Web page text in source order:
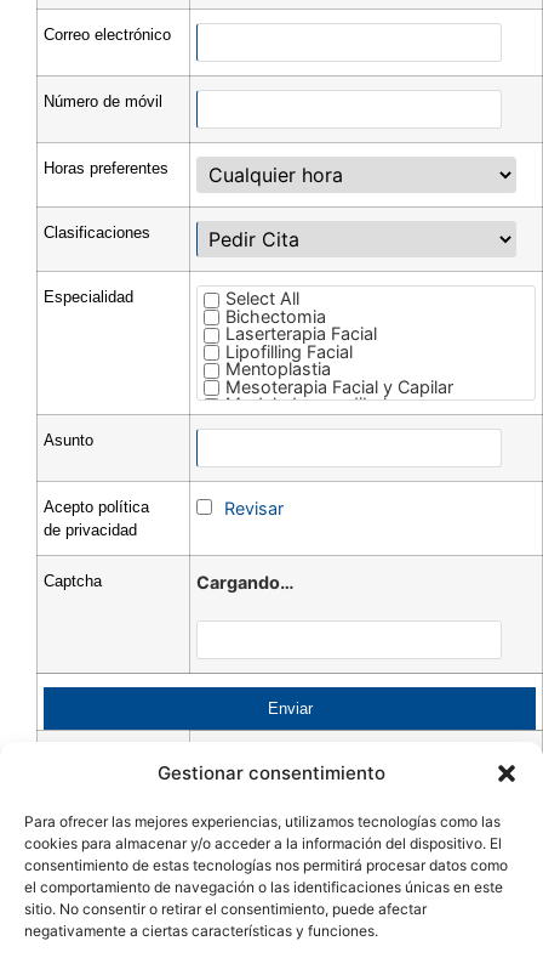
Gestionar consentimiento
Para ofrecer las mejores experiencias, utilizamos tecnologías como las
cookies para almacenar y/o acceder a la información del dispositivo. El
consentimiento de estas tecnologías nos permitirá procesar datos como
el comportamiento de navegación o las identificaciones únicas en este
sitio. No consentir o retirar el consentimiento, puede afectar
negativamente a ciertas características y funciones.
Correo electrónico
Número de móvil
Horas preferentes
Clasificaciones
Especialidad
Select All
Bichectomia
Laserterapia Facial
Lipofilling Facial
Mentoplastia
Mesoterapia Facial y Capilar
Modelado mandibular
Neurotoxinas para arrugas
Relleno de ojeras
Asunto
Acepto política
de privacidad
Revisar
Captcha Cargando…
Aviso legal Política de privacidad Política de cookies